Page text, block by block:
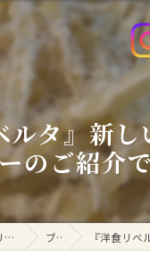
ルタ』新し
のご紹介
岐阜県関市のイタリアンなら洋食リベルタ ブログ 『洋食リベルタ』新し